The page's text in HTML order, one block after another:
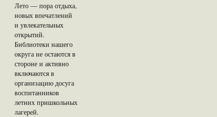
Лето — пора отдыха,
новых впечатлений
и увлекательных
открытий.
Библиотеки нашего
округа не остаются в
стороне и активно
включаются в
организацию досуга
воспитанников
летних пришкольных
лагерей.